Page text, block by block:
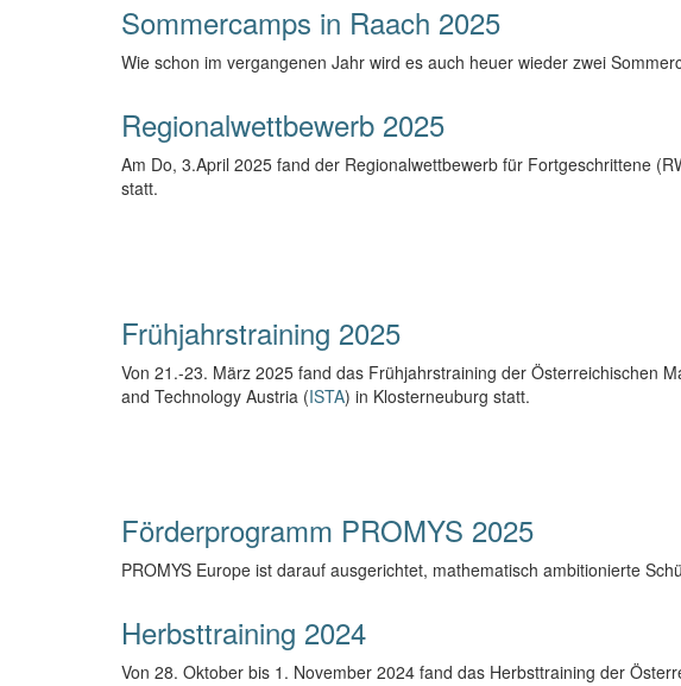
Sommercamps in Raach 2025
Wie schon im vergangenen Jahr wird es auch heuer wieder zwei
Regionalwettbewerb 2025
Am Do, 3.April 2025 fand der Regionalwettbewerb für Fortgeschrittene
statt.
Frühjahrstraining 2025
Von 21.-23. März 2025 fand das Frühjahrstraining der Österreichischen
and Technology Austria (ISTA) in Klosterneuburg statt.
Förderprogramm PROMYS 2025
PROMYS Europe ist darauf ausgerichtet, mathematisch ambitionierte
Herbsttraining 2024
Von 28. Oktober bis 1. November 2024 fand das Herbsttraining der